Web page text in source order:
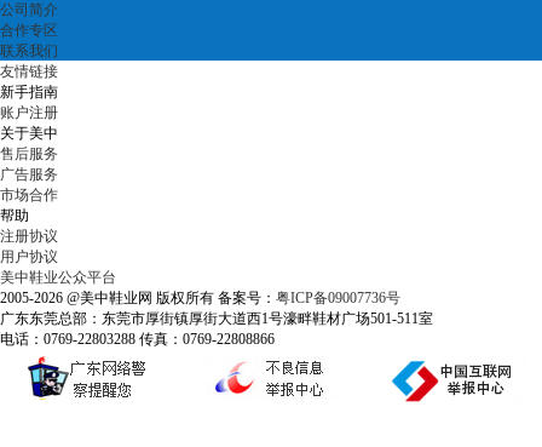
公司简介
合作专区
联系我们
友情链接
新手指南
账户注册
关于美中
售后服务
广告服务
市场合作
帮助
注册协议
用户协议
美中鞋业公众平台
2005-2026 @美中鞋业网 版权所有 备案号： 粤ICP备09007736号
广东东莞总部：东莞市厚街镇厚街大道西1号濠畔鞋材广场501-511室
电话：0769-22803288 传真：0769-22808866